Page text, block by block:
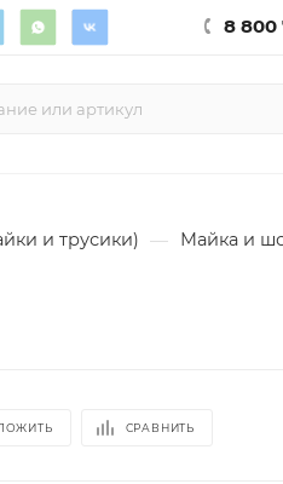
8 800
и трусики) — Майка и
СРАВНИТЬ